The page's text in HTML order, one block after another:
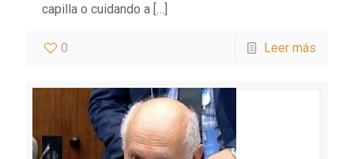
capilla o cuidando a […]
0 Leer más